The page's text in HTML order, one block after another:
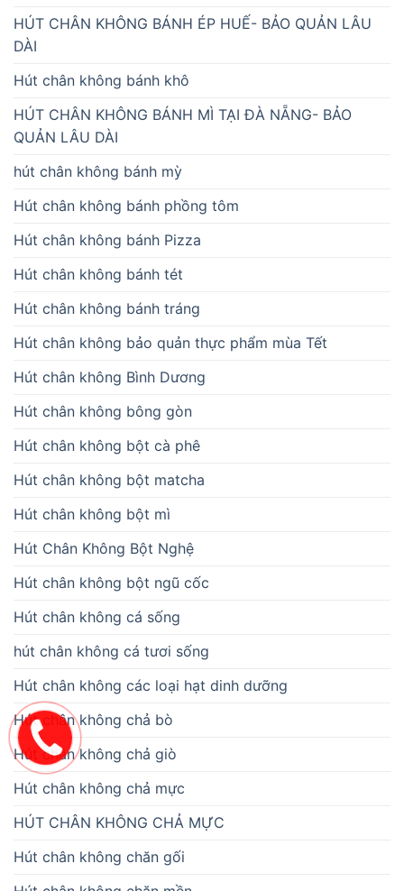
HÚT CHÂN KHÔNG BÁNH ÉP HUẾ- BẢO QUẢN LÂU
DÀI
Hút chân không bánh khô
HÚT CHÂN KHÔNG BÁNH MÌ TẠI ĐÀ NẴNG- BẢO
QUẢN LÂU DÀI
hút chân không bánh mỳ
Hút chân không bánh phồng tôm
Hút chân không bánh Pizza
Hút chân không bánh tét
Hút chân không bánh tráng
Hút chân không bảo quản thực phẩm mùa Tết
Hút chân không Bình Dương
Hút chân không bông gòn
Hút chân không bột cà phê
Hút chân không bột matcha
Hút chân không bột mì
Hút Chân Không Bột Nghệ
Hút chân không bột ngũ cốc
Hút chân không cá sống
hút chân không cá tươi sống
Hút chân không các loại hạt dinh dưỡng
Hút chân không chả bò
Hút chân không chả giò
Hút chân không chả mực
HÚT CHÂN KHÔNG CHẢ MỰC
Hút chân không chăn gối